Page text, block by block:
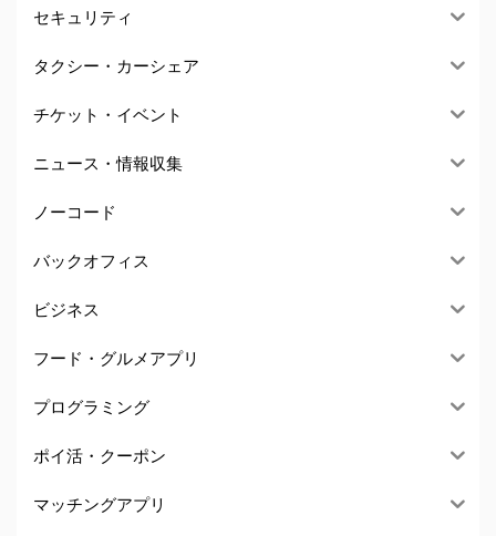
セキュリティ
タクシー・カーシェア
チケット・イベント
ニュース・情報収集
ノーコード
バックオフィス
ビジネス
フード・グルメアプリ
プログラミング
ポイ活・クーポン
マッチングアプリ